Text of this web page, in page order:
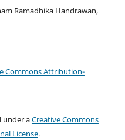
Ramadhika Handrawan,
Commons Attribution-
under aCreative Commons
License.